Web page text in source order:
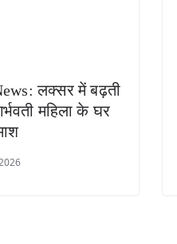
लक्सर में बढ़ती
महिला के घर